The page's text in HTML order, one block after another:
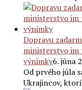
Dopravu
ministerstvo im
výnimky6. júna
Od prvého júla
Ukrajincov,